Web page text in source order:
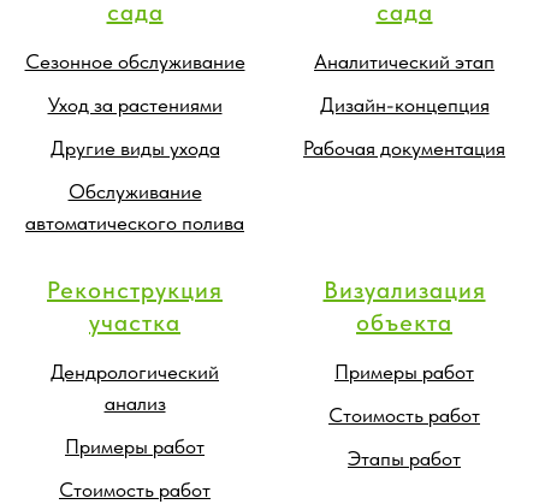
сада
Сезонное обслуживание
Уход за растениями
Другие виды ухода
Обслуживание
автоматического полива
сада
Аналитический этап
Дизайн-концепция
Рабочая документация
Реконструкция
участка
Дендрологический
анализ
Примеры работ
Стоимость работ
Визуализация
объекта
Примеры работ
Стоимость работ
Этапы работ